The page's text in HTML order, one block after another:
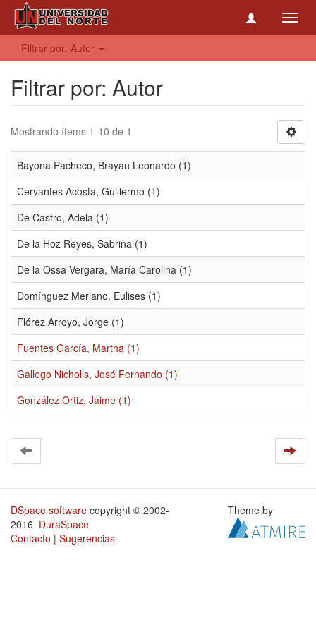
Filtrar por: Autor
Filtrar por: Autor
Mostrando ítems 1-10 de 1
Bayona Pacheco, Brayan Leonardo (1)
Cervantes Acosta, Guillermo (1)
De Castro, Adela (1)
De la Hoz Reyes, Sabrina (1)
De la Ossa Vergara, María Carolina (1)
Domínguez Merlano, Eulises (1)
Flórez Arroyo, Jorge (1)
Fuentes García, Martha (1)
Gallego Nicholls, José Fernando (1)
González Ortiz, Jaime (1)
DSpace software copyright © 2002-
2016 DuraSpace
Contacto | Sugerencias
Theme by